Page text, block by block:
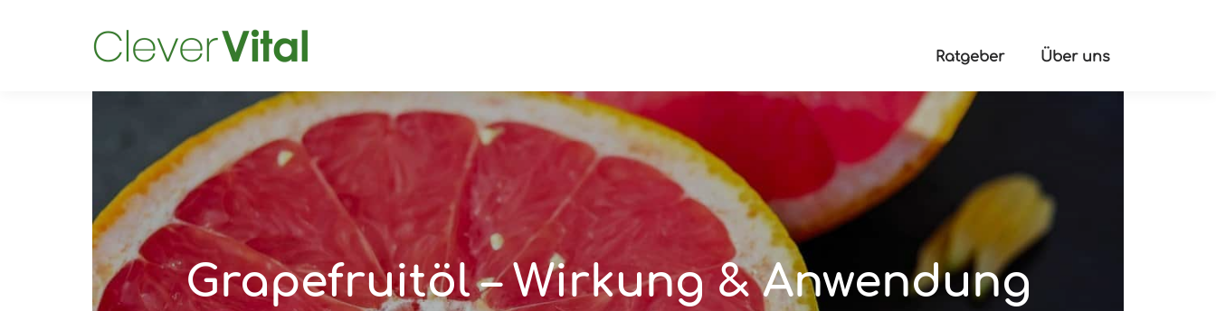
Ratgeber Über uns
Grapefruitöl – Wirkung & Anwendung